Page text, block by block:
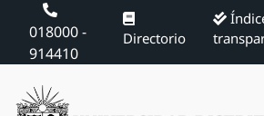
018000 -
914410
Directorio